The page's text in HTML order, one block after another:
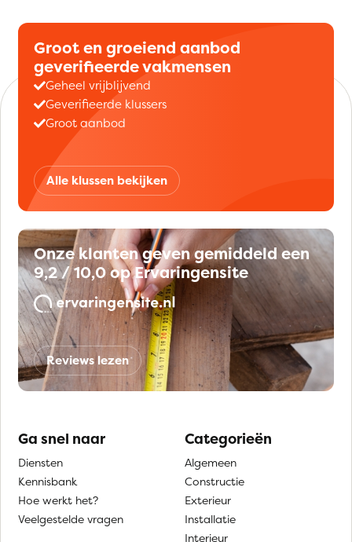
Groot en groeiend aanbod
geverifieerde vakmensen
Geheel vrijblijvend
Geverifieerde klussers
Groot aanbod
Alle klussen bekijken
Onze klanten geven gemiddeld een
9,2 / 10,0 op Ervaringensite
Reviews lezen
Ga snel naar
Diensten
Kennisbank
Hoe werkt het?
Veelgestelde vragen
Categorieën
Algemeen
Constructie
Exterieur
Installatie
Interieur